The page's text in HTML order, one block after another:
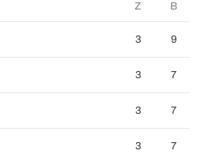
Z B
3 9
3 7
3 7
3 7